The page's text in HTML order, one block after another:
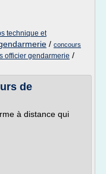
technique et
/ concours
officier gendarmerie /
de
à distance qui